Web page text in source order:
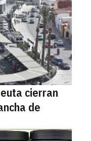
cierran
de